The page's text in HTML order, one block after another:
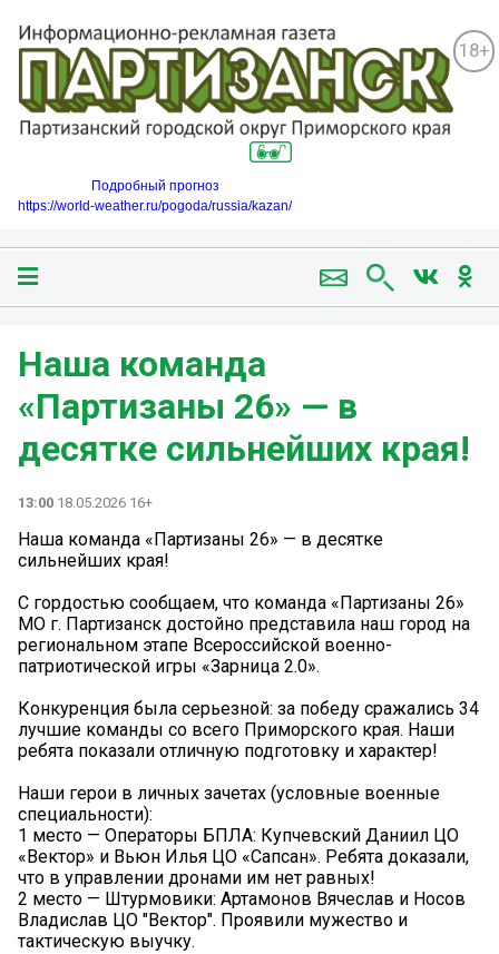
18+
Подробный прогноз
https://world-weather.ru/pogoda/russia/kazan/
Наша команда
«Партизаны 26» — в
десятке сильнейших края!
13:00 18.05.2026 16+
Наша команда «Партизаны 26» — в десятке
сильнейших края!
С гордостью сообщаем, что команда «Партизаны 26»
МО г. Партизанск достойно представила наш город на
региональном этапе Всероссийской военно-
патриотической игры «Зарница 2.0».
Конкуренция была серьезной: за победу сражались 34
лучшие команды со всего Приморского края. Наши
ребята показали отличную подготовку и характер!
Наши герои в личных зачетах (условные военные
специальности):
1 место — Операторы БПЛА: Купчевский Даниил ЦО
«Вектор» и Вьюн Илья ЦО «Сапсан». Ребята доказали,
что в управлении дронами им нет равных!
2 место — Штурмовики: Артамонов Вячеслав и Носов
Владислав ЦО "Вектор". Проявили мужество и
тактическую выучку.